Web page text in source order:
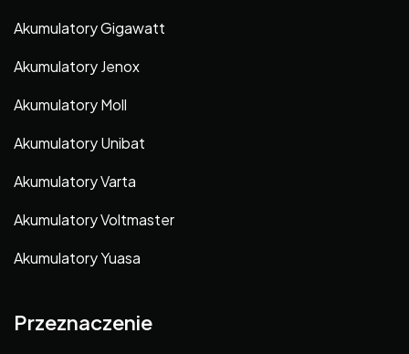
Akumulatory Gigawatt
Akumulatory Jenox
Akumulatory Moll
Akumulatory Unibat
Akumulatory Varta
Akumulatory Voltmaster
Akumulatory Yuasa
Przeznaczenie